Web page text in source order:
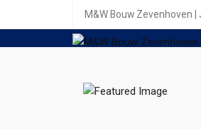
M&W Bouw Zevenhoven